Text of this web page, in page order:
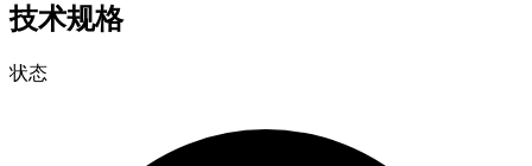
技术规格
状态